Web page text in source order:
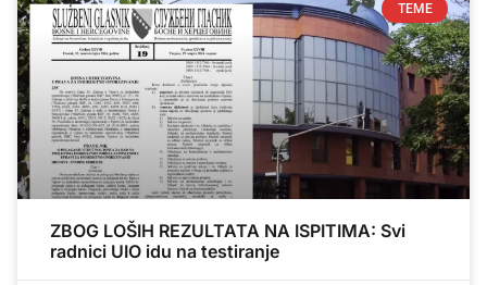
TEME
ZBOG LOŠIH REZULTATA NA ISPITIMA: Svi
radnici UIO idu na testiranje